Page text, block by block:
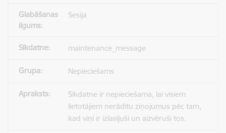
Sesija
maintenance_message
Nepieciešams
Sīkdatne ir nepieciešama, lai visiem
lietotājiem nerādītu ziņojumus pēc tam,
kad viņi ir izlasījuši un aizvēruši tos.